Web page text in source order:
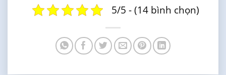
5/5 - (14 bình chọn)